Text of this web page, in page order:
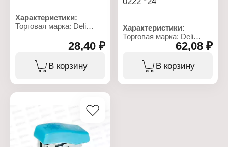
Характеристики:
Торговая марка: Deli
Тип товара: Маркер
Модель: "Think EU10120"
Цвет чернил: черный
Тип наконечника:
Толщина линии: 1,5-5 мм
Длина линии письма: 70
Материал корпуса:
пластик
28,40 ₽
В корзину
Характеристики:
Торговая марка: Deli
Артикул: E0222
Тип товара: Степлер
Назначение:
канцелярский
62,08 ₽
В корзину